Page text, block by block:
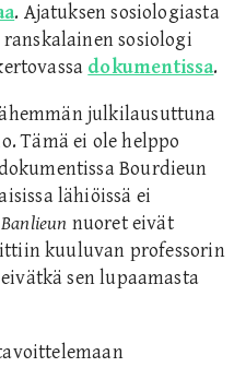
. Ajatuksen sosiologiasta
sosiologi
dokumentissa.
julkilausuttuna
Tämä ei ole helppo
Bourdieun
lähiöissä ei
Banlieun nuoret eivät
kuuluvan professorin
sen lupaamasta